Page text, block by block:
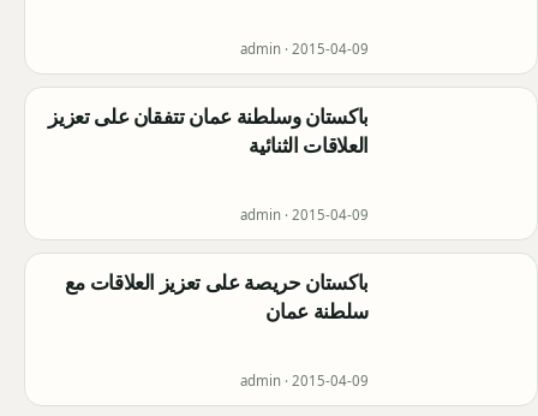
admin · 2015-04-09
باكستان وسلطنة عمان تتفقان على تعزيز
العلاقات الثنائية
admin · 2015-04-09
باكستان حريصة على تعزيز العلاقات مع
سلطنة عمان
admin · 2015-04-09